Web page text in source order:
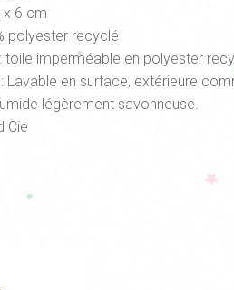
x 6 cm
polyester recyclé
toile imperméable en polyester
Lavable en surface, extérieure
légèrement savonneuse.
Cie